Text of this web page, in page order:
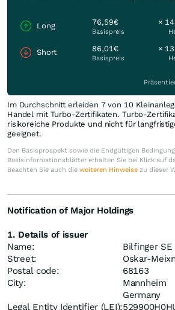
Long 76,59€
Basispreis
×
Short 86,01€
Basispreis
×
Im Durchschnitt erleiden 7 von 10
Handel mit Turbo-Zertifikaten. Turbo-
risikoreiche Produkte und nicht für
geeignet.
Den Basisprospekt sowie die Endgültigen
Basisinformationsblätter erhalten Sie bei Klick auf
Beachten Sie auch die weiteren Hinweise zu dieser
Notification of Major Holdings
1. Details of issuer
Name:
Bilfinger SE
Street:
Oskar-
Postal code:
68163
City:
Mannheim
Germany
Legal Entity Identifier (LEI):